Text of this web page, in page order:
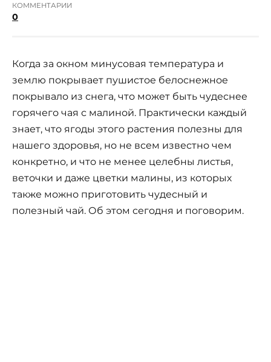
КОММЕНТАРИИ
0
Когда за окном минусовая температура и
землю покрывает пушистое белоснежное
покрывало из снега, что может быть чудеснее
горячего чая с малиной. Практически каждый
знает, что ягоды этого растения полезны для
нашего здоровья, но не всем известно чем
конкретно, и что не менее целебны листья,
веточки и даже цветки малины, из которых
также можно приготовить чудесный и
полезный чай. Об этом сегодня и поговорим.